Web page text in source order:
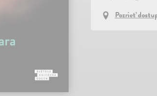
Pozrieť